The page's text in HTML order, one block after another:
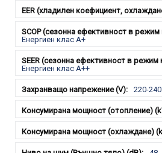
Енергиен клас А+
Енергиен клас A++
220-240